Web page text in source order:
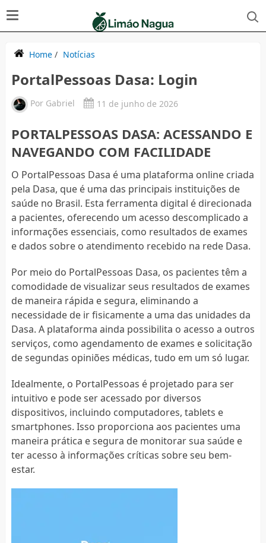
Home/ Notícias
PortalPessoas Dasa: Login
Por Gabriel 11 de junho de 2026
PORTALPESSOAS DASA: ACESSANDO E
NAVEGANDO COM FACILIDADE
O PortalPessoas Dasa é uma plataforma online criada
pela Dasa, que é uma das principais instituições de
saúde no Brasil. Esta ferramenta digital é direcionada
a pacientes, oferecendo um acesso descomplicado a
informações essenciais, como resultados de exames
e dados sobre o atendimento recebido na rede Dasa.
Por meio do PortalPessoas Dasa, os pacientes têm a
comodidade de visualizar seus resultados de exames
de maneira rápida e segura, eliminando a
necessidade de ir fisicamente a uma das unidades da
Dasa. A plataforma ainda possibilita o acesso a outros
serviços, como agendamento de exames e solicitação
de segundas opiniões médicas, tudo em um só lugar.
Idealmente, o PortalPessoas é projetado para ser
intuitivo e pode ser acessado por diversos
dispositivos, incluindo computadores, tablets e
smartphones. Isso proporciona aos pacientes uma
maneira prática e segura de monitorar sua saúde e
ter acesso à informações críticas sobre seu bem-
estar.